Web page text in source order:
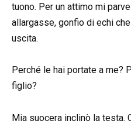
tuono. Per un attimo mi
allargasse, gonfio di echi
uscita.
Perché le hai portate a me?
figlio?
Mia suocera inclinò la testa.